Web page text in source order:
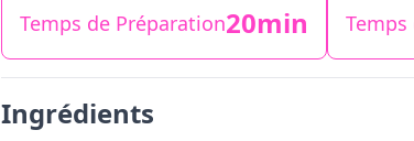
Temps de Préparation20min Temps
Ingrédients